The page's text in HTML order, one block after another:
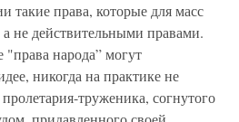
такие права, которые для масс
не действительными правами.
"права народа” могут
никогда на практике не
труженика, согнутого